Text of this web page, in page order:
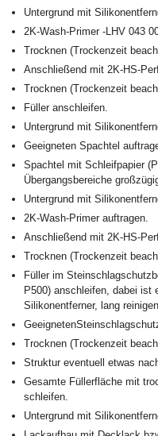
Untergrund mit
2K-Wash-Primer -LHV 043
Trocknen (Trockenzeit
Anschließend mit 2K-HS-
Trocknen (Trockenzeit
Füller anschleifen.
Untergrund mit
Geeigneten Spachtel
Spachtel mit Schleifpapier
Übergangsbereiche
Untergrund mit
2K-Wash-Primer auftragen.
Anschließend mit 2K-HS-
Trocknen (Trockenzeit
Füller im
P500) anschleifen, dabei ist
Silikonentferner, lang
Trocknen (Trockenzeit
Struktur eventuell etwas
Gesamte Füllerfläche mit
schleifen.
Untergrund mit